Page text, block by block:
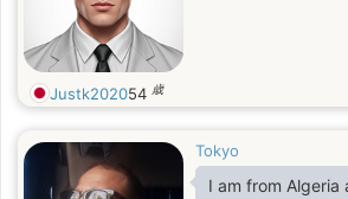
Justk202054 歳
Tokyo
I am from Algeria